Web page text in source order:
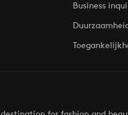
Business